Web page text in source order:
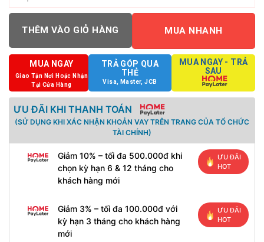
THÊM VÀO GIỎ HÀNG MUA NHANH
MUA NGAY
Giao Tận Nơi Hoặc Nhận
Tại Cửa Hàng
TRẢ GÓP QUA
THẺ
Visa, Master, JCB
MUA NGAY - TRẢ
SAU
ƯU ĐÃI KHI THANH TOÁN
(SỬ DỤNG KHI XÁC NHẬN KHOẢN VAY TRÊN TRANG CỦA TỔ CHỨC
TÀI CHÍNH)
Giảm 10% – tối đa 500.000đ khi
chọn kỳ hạn 6 & 12 tháng cho
khách hàng mới
ƯU ĐÃI
HOT
Giảm 3% – tối đa 100.000đ với
kỳ hạn 3 tháng cho khách hàng
mới
ƯU ĐÃI
HOT